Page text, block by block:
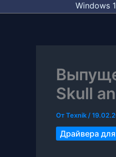
Windows
Skull
ОтTexnik /
Драйвера